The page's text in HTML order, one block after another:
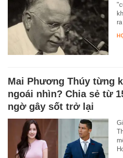
Mai Phương Thúy từng
ngoái nhìn? Chia sẻ từ
ngờ gây sốt trở lại